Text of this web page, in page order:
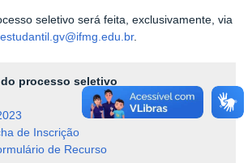
seletivo será feita, exclusivamente, via
.
processo seletivo
de Inscrição
de Recurso